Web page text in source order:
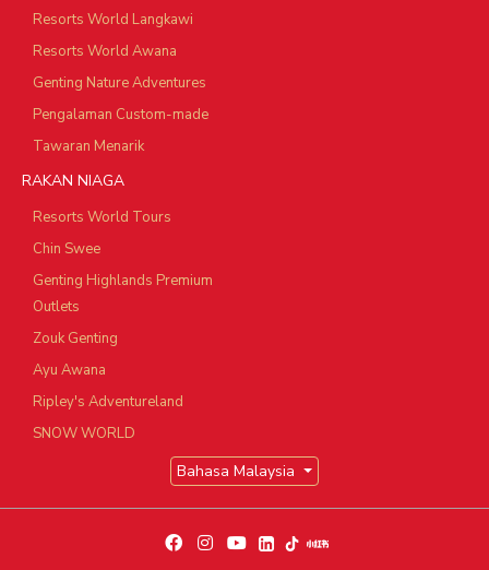
Resorts World Langkawi
Resorts World Awana
Genting Nature Adventures
Pengalaman Custom-made
Tawaran Menarik
RAKAN NIAGA
Resorts World Tours
Chin Swee
Genting Highlands Premium
Outlets
Zouk Genting
Ayu Awana
Ripley's Adventureland
SNOW WORLD
Bahasa Malaysia